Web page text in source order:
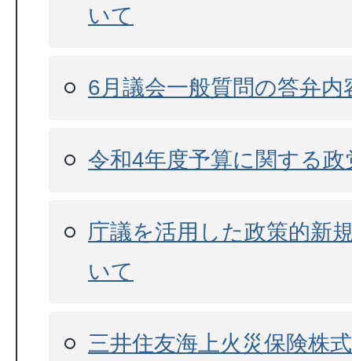
いて
6月議会一般質問の答弁
令和4年度予算に関する
庁議を活用した政策的新
いて
三井住友海上火災保険株